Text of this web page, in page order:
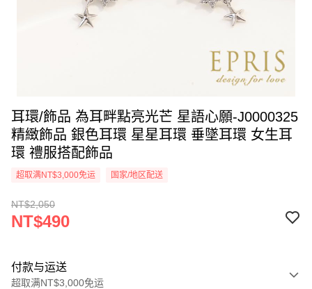
耳環/飾品 為耳畔點亮光芒 星語心願-J0000325
精緻飾品 銀色耳環 星星耳環 垂墜耳環 女生耳
環 禮服搭配飾品
超取满NT$3,000免运 国家/地区配送
NT$2,050
NT$490
付款与运送
超取满NT$3,000免运